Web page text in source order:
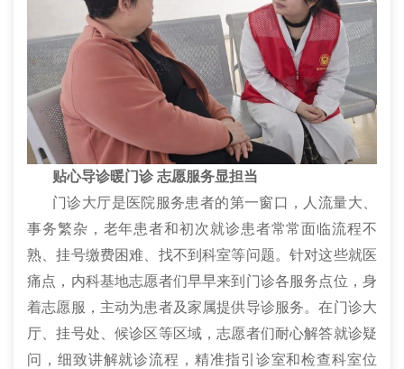
贴心导诊暖门诊 志愿服务显担当
门诊大厅是医院服务患者的第一窗口，人流量大、
事务繁杂，老年患者和初次就诊患者常常面临流程不
熟、挂号缴费困难、找不到科室等问题。针对这些就医
痛点，内科基地志愿者们早早来到门诊各服务点位，身
着志愿服，主动为患者及家属提供导诊服务。在门诊大
厅、挂号处、候诊区等区域，志愿者们耐心解答就诊疑
问，细致讲解就诊流程，精准指引诊室和检查科室位